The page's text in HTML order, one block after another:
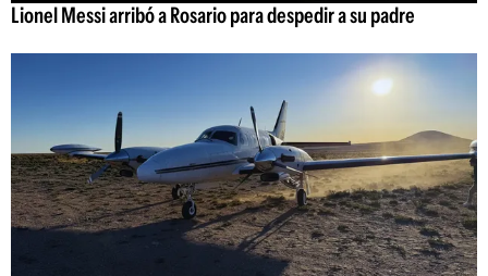
Lionel Messi arribó a Rosario para despedir a su padre